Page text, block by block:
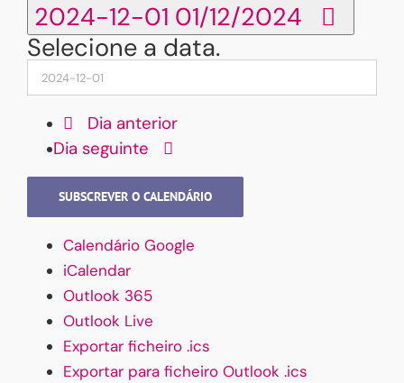
2024-12-01 01/12/2024
Selecione a data.
Dia anterior
Dia seguinte
SUBSCREVER O CALENDÁRIO
Calendário Google
iCalendar
Outlook 365
Outlook Live
Exportar ficheiro .ics
Exportar para ficheiro Outlook .ics